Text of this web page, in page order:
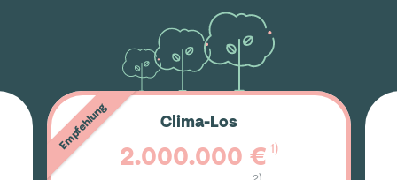
Empfehlung Clima-Los
2.000.000 € 1)